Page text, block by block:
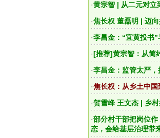
·黄宗智 | 从二元对立
·焦长权 董磊明 | 迈
·李昌金：“宜黄投书
·[推荐]黄宗智：从简
·李昌金：监管太严
·焦长权：从乡土中
·贺雪峰 王文杰 | 乡
·部分村干部把岗位
态，会给基层治理带